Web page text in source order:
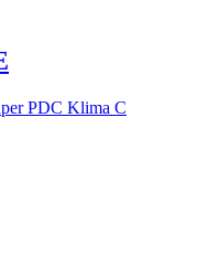
PDC Klima C